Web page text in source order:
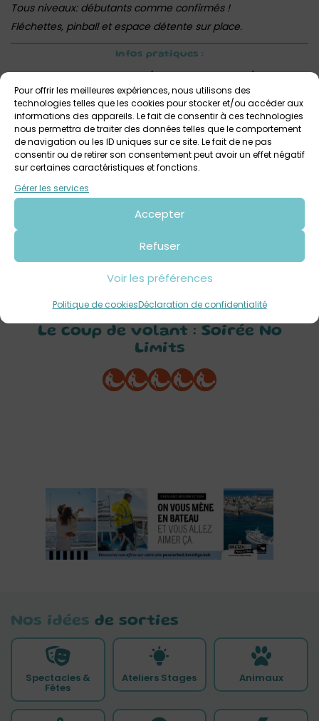
Pour offrir les meilleures expériences, nous utilisons des
technologies telles que les cookies pour stocker et/ou accéder aux
informations des appareils. Le fait de consentir à ces technologies
nous permettra de traiter des données telles que le comportement
de navigation ou les ID uniques sur ce site. Le fait de ne pas
consentir ou de retirer son consentement peut avoir un effet négatif
sur certaines caractéristiques et fonctions.
Gérer les services
Accepter
Refuser
Voir les préférences
Politique de cookiesDéclaration de confidentialité
Tous niveaux: débutants comme confirmés !
Fléchettes, pinball et espace détente sur place.
Infos pratiques :
Tarif : 30€ par personne (une boisson incluse)
Date : Vendredi 15 mai 2026 de 19h30 à 22h30
Restauration sur place : Boissons soft et bières sans
alcool – Saucisson / encas – Pizzas disponibles sur
réservation
Soirée surréservation
afin de garantir aux participants une expérience fluide
On a testé Le coup de volant
Le coup de volant : Soirée No
Limits
Nos idées de sorties
Spectacles &
Fêtes
Ateliers Stages Animaux